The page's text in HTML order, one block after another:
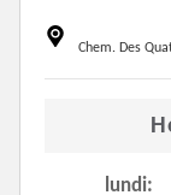
Chem. Des
lundi: